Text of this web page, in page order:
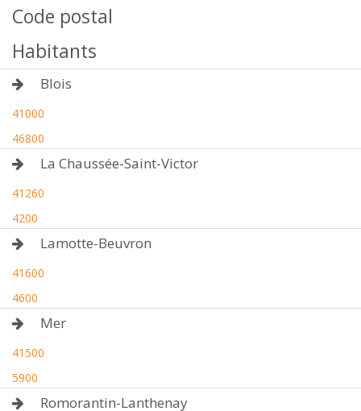
Code postal
Habitants
Blois
41000
46800
La Chaussée-Saint-Victor
41260
4200
Lamotte-Beuvron
41600
4600
Mer
41500
5900
Romorantin-Lanthenay